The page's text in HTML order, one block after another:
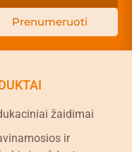
Prenumeruoti
žaidimai
ir